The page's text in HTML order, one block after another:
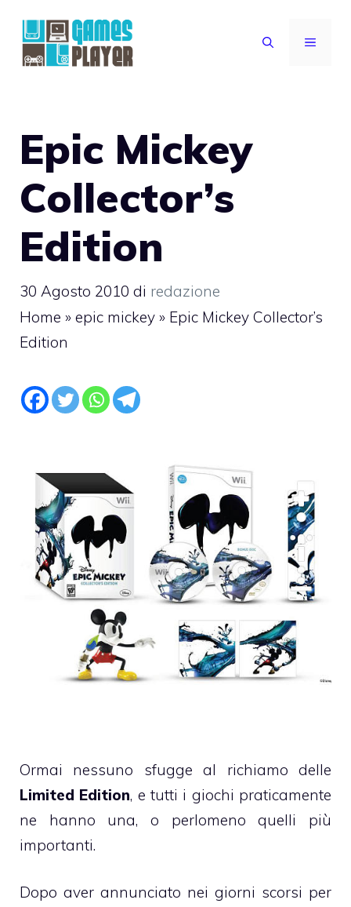
contenuto
MENU
Epic Mickey
Collector’s
Edition
30 Agosto 2010 di redazione
Home » epic mickey » Epic Mickey Collector’s
Edition
Ormai nessuno sfugge al richiamo delle
Limited Edition, e tutti i giochi praticamente
ne hanno una, o perlomeno quelli più
importanti.
Dopo aver annunciato nei giorni scorsi per